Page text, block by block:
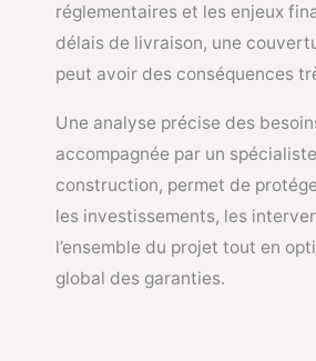
réglementaires et les enjeux
délais de livraison, une
peut avoir des conséquences
Une analyse précise des
accompagnée par un
construction, permet de
les investissements, les
l’ensemble du projet tout en
global des garanties.